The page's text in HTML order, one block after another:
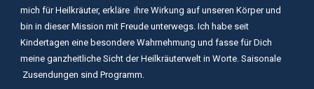
mich für Heilkräuter, erkläre ihre Wirkung auf unseren Körper und
bin in dieser Mission mit Freude unterwegs. Ich habe seit
Kindertagen eine besondere Wahrnehmung und fasse für Dich
meine ganzheitliche Sicht der Heilkräuterwelt in Worte. Saisonale
Zusendungen sind Programm.